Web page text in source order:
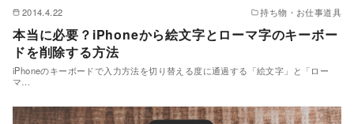
2014.4.22 持ち物・お仕事道具
本当に必要？iPhoneから絵文字とローマ字のキーボー
ドを削除する方法
iPhoneのキーボードで入力方法を切り替える度に通過する「絵文字」と「ロー
マ…